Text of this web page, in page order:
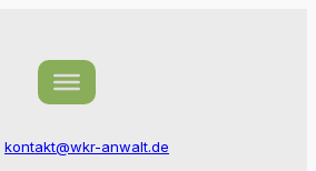
kontakt@wkr-anwalt.de